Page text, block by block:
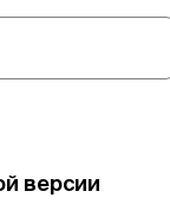
версии